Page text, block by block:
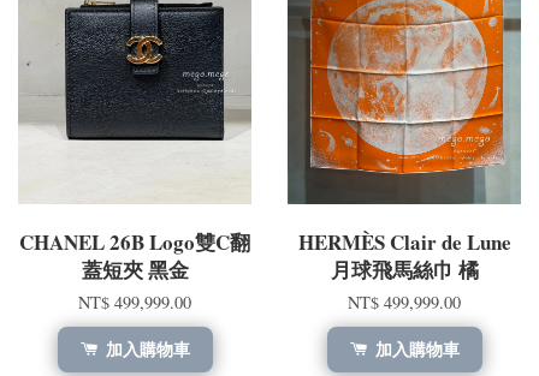
CHANEL 26B Logo雙C翻
蓋短夾 黑金
NT$ 499,999.00
加入購物車
HERMÈS Clair de Lune
月球飛馬絲巾 橘
NT$ 499,999.00
加入購物車